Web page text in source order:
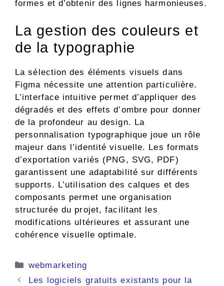
formes et d’obtenir des lignes harmonieuses.
La gestion des couleurs et
de la typographie
La sélection des éléments visuels dans
Figma nécessite une attention particulière.
L’interface intuitive permet d’appliquer des
dégradés et des effets d’ombre pour donner
de la profondeur au design. La
personnalisation typographique joue un rôle
majeur dans l’identité visuelle. Les formats
d’exportation variés (PNG, SVG, PDF)
garantissent une adaptabilité sur différents
supports. L’utilisation des calques et des
composants permet une organisation
structurée du projet, facilitant les
modifications ultérieures et assurant une
cohérence visuelle optimale.
Catégories
webmarketing
Les logiciels gratuits existants pour la